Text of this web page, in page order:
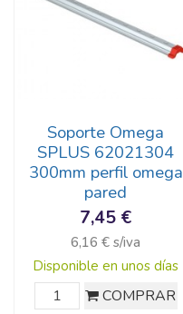
Soporte Omega
SPLUS 62021304
300mm perfil omega
pared
7,45 €
6,16 € s/iva
Disponible en unos días
COMPRAR